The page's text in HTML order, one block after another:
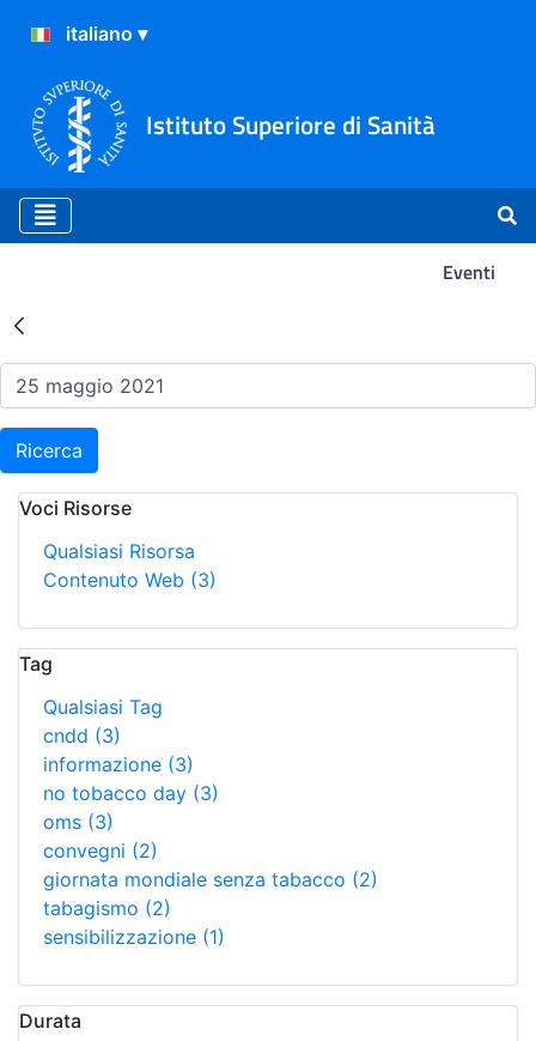
Istituto Superiore di Sanità
Eventi
Risultati della Ricerca -
Ricerca
Voci Risorse
Qualsiasi Risorsa
Contenuto Web (3)
Tag
Qualsiasi Tag
cndd (3)
informazione (3)
no tobacco day (3)
oms (3)
convegni (2)
giornata mondiale senza tabacco (2)
tabagismo (2)
sensibilizzazione (1)
Durata